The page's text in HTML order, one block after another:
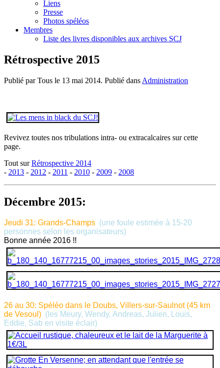
Liens
Presse
Photos spéléos
Membres
Liste des livres disponibles aux archives SCJ
Rétrospective 2015
Publié par Tous le 13 mai 2014. Publié dans Administration
Revivez toutes nos tribulations intra- ou extracalcaires sur cette
page.
Tout surRétrospective 2014
- 2013 - 2012 - 2011 - 2010 - 2009 - 2008
Décembre 2015:
Jeudi 31: Grands-Champs (une foule estimée à 15-20
personnes selon les organisateurs)
Bonne année 2016 !!
26 au 30: Spéléo dans le Doubs, Villers-sur-Saulnot (45 km
de Vesoul) (les Meury, Wendy, Andreas, Julien, Louis,
Eddie, Sab en visite éclair)